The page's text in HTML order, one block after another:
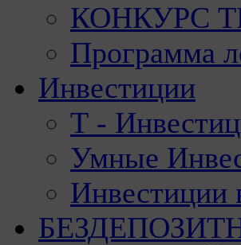
КОНКУРС
Программа
Инвестиции
Т -
Умные
Инвестиции